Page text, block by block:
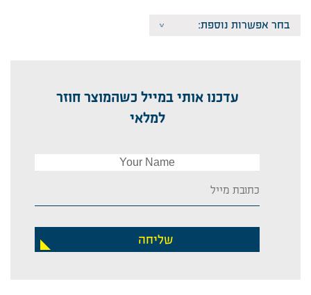
עדכנו אותי במייל כשהמוצר חוזר
למלאי
שליחה